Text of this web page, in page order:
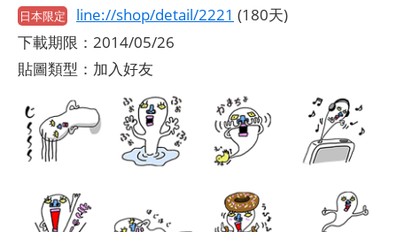
日本限定 line://shop/detail/2221 (180天)
下載期限：2014/05/26
貼圖類型：加入好友